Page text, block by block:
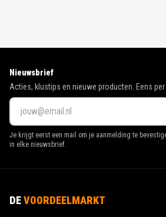
Nieuwsbrief
Acties, klustips en nieuwe producten. Eens per
Je krijgt eerst een mail om je aanmelding te
in elke nieuwsbrief.
DEVOORDEELMARKT